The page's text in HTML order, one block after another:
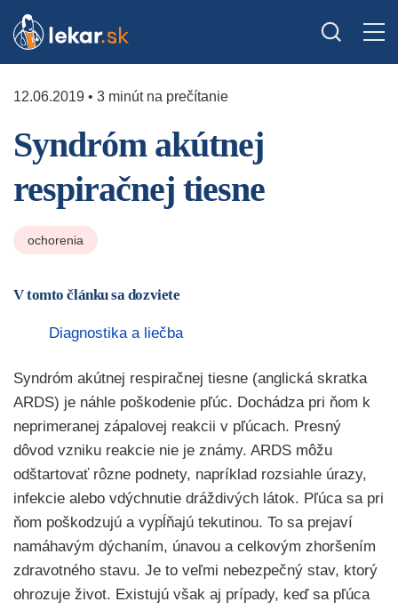
12.06.2019 • 3 minút na prečítanie
Syndróm akútnej
respiračnej tiesne
ochorenia
V tomto článku sa dozviete
Diagnostika a liečba
Syndróm akútnej respiračnej tiesne (anglická skratka
ARDS) je náhle poškodenie pľúc. Dochádza pri ňom k
neprimeranej zápalovej reakcii v pľúcach. Presný
dôvod vzniku reakcie nie je známy. ARDS môžu
odštartovať rôzne podnety, napríklad rozsiahle úrazy,
infekcie alebo vdýchnutie dráždivých látok. Pľúca sa pri
ňom poškodzujú a vypĺňajú tekutinou. To sa prejaví
namáhavým dýchaním, únavou a celkovým zhoršením
zdravotného stavu. Je to veľmi nebezpečný stav, ktorý
ohrozuje život. Existujú však aj prípady, keď sa pľúca